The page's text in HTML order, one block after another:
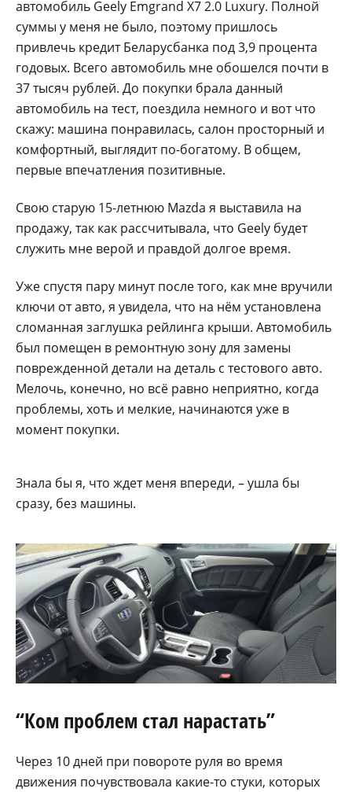
автомобиль Geely Emgrand X7 2.0 Luxury. Полной
суммы у меня не было, поэтому пришлось
привлечь кредит Беларусбанка под 3,9 процента
годовых. Всего автомобиль мне обошелся почти в
37 тысяч рублей. До покупки брала данный
автомобиль на тест, поездила немного и вот что
скажу: машина понравилась, салон просторный и
комфортный, выглядит по-богатому. В общем,
первые впечатления позитивные.
Свою старую 15-летнюю Mazda я выставила на
продажу, так как рассчитывала, что Geely будет
служить мне верой и правдой долгое время.
Уже спустя пару минут после того, как мне вручили
ключи от авто, я увидела, что на нём установлена
сломанная заглушка рейлинга крыши. Автомобиль
был помещен в ремонтную зону для замены
поврежденной детали на деталь с тестового авто.
Мелочь, конечно, но всё равно неприятно, когда
проблемы, хоть и мелкие, начинаются уже в
момент покупки.
Знала бы я, что ждет меня впереди, – ушла бы
сразу, без машины.
“Ком проблем стал нарастать”
Через 10 дней при повороте руля во время
движения почувствовала какие-то стуки, которых